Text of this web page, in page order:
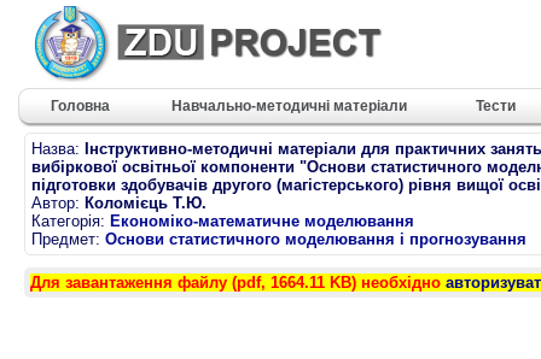
Головна Навчально-методичні матеріали Тести
Назва: Інструктивно-методичні матеріали для практичних
вибіркової освітньої компоненти "Основи статистичного
підготовки здобувачів другого (магістерського) рівня вищої
Автор: Коломієць Т.Ю.
Категорія: Економіко-математичне моделювання
Предмет: Основи статистичного моделювання і прогнозування
Для завантаження файлу (pdf, 1664.11 KB) необхідно